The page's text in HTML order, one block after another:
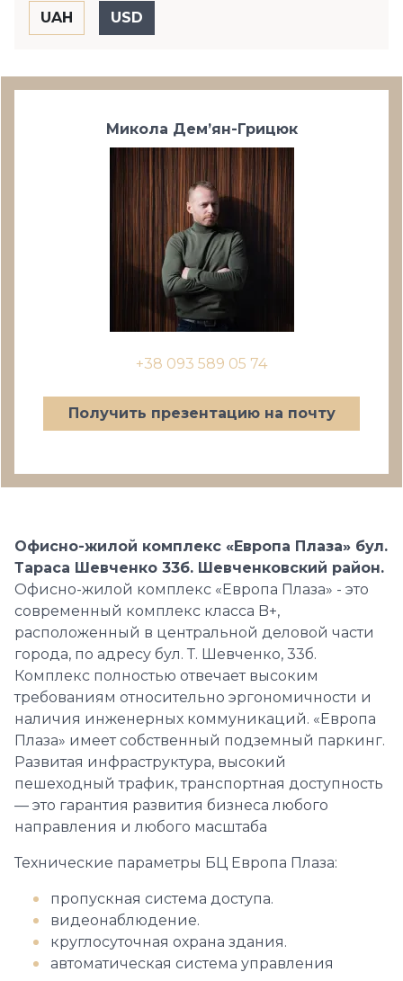
Микола Дем’ян-Грицюк
+38 093 589 05 74
Получить презентацию на почту
Офисно-жилой комплекс «Европа Плаза» бул.
Тараса Шевченко 33б. Шевченковский район.
Офисно-жилой комплекс «Европа Плаза» - это
современный комплекс класса B+,
расположенный в центральной деловой части
города, по адресу бул. Т. Шевченко, 33б.
Комплекс полностью отвечает высоким
требованиям относительно эргономичности и
наличия инженерных коммуникаций. «Европа
Плаза» имеет собственный подземный паркинг.
Развитая инфраструктура, высокий
пешеходный трафик, транспортная доступность
— это гарантия развития бизнеса любого
направления и любого масштаба
Технические параметры БЦ Европа Плаза:
пропускная система доступа.
видеонаблюдение.
круглосуточная охрана здания.
автоматическая система управления